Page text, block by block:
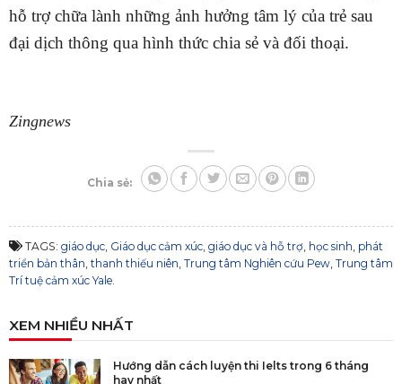
hỗ trợ chữa lành những ảnh hưởng tâm lý của trẻ sau
đại dịch thông qua hình thức chia sẻ và đối thoại.
Zingnews
Chia sẻ:
TAGS: giáo dục, Giáo dục cảm xúc, giáo dục và hỗ trợ, học sinh, phát
triển bản thân, thanh thiếu niên, Trung tâm Nghiên cứu Pew, Trung tâm
Trí tuệ cảm xúc Yale.
XEM NHIỀU NHẤT
Hướng dẫn cách luyện thi Ielts trong 6 tháng
hay nhất